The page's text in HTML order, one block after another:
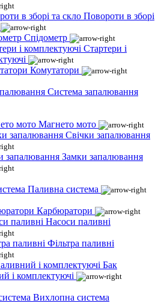
Повороти в зборі
Спідометр
Стартери і
Комутатори
Система запалювання
Магнето мото
Свічки запалювання
Замки запалювання
Паливна система
Карбюратори
Насоси паливні
Фільтра паливні
Бак
і комплектуючі
Вихлопна система